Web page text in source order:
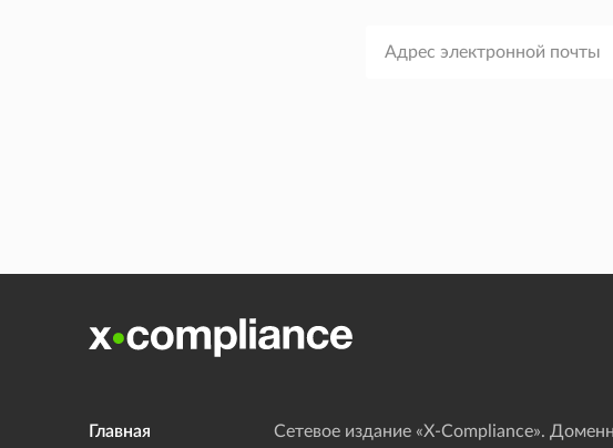
Главная
Сетевое издание «Х-Compliance».